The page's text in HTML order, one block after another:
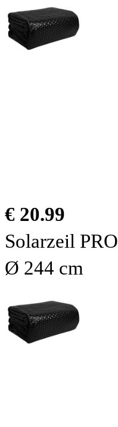
€ 20.99
Solarzeil PRO
Ø 244 cm